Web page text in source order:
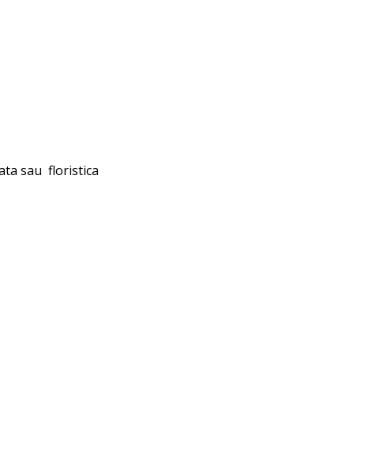
sau floristica